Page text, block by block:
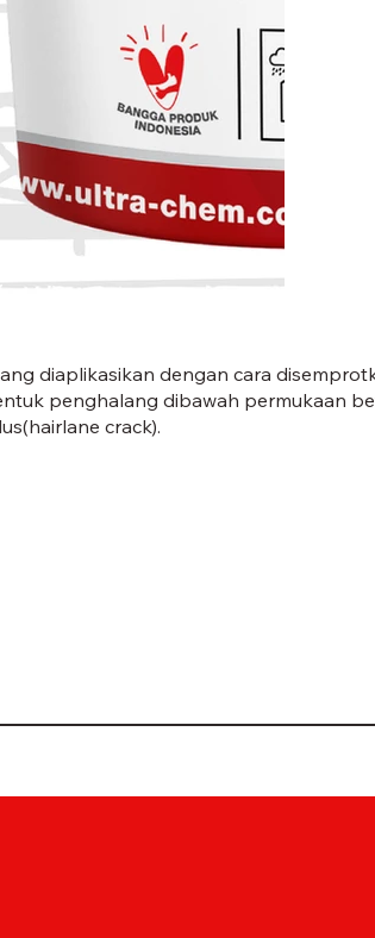
diaplikasikan dengan cara
penghalang dibawah permukaan
crack).